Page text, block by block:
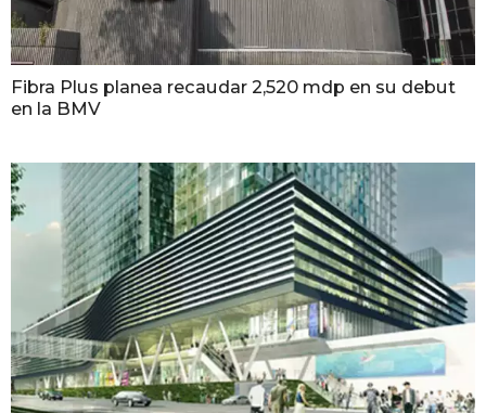
Fibra Plus planea recaudar 2,520 mdp en su debut
en la BMV